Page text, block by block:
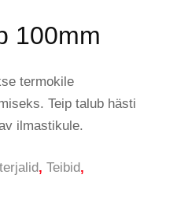
100mm
termokile
Teip talub hästi
ilmastikule.
, Teibid,